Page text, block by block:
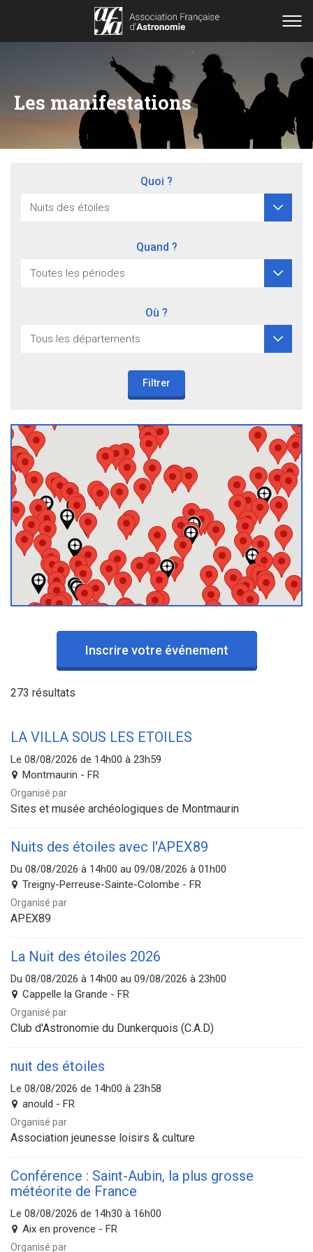
Les manifestations
Quoi ?
Quand ?
Où ?
Filtrer
Inscrire votre événement
273 résultats
LA VILLA SOUS LES ETOILES
Le 08/08/2026 de 14h00 à 23h59
Montmaurin - FR
Organisé par
Sites et musée archéologiques de Montmaurin
Nuits des étoiles avec l'APEX89
Du 08/08/2026 à 14h00 au 09/08/2026 à 01h00
Treigny-Perreuse-Sainte-Colombe - FR
Organisé par
APEX89
La Nuit des étoiles 2026
Du 08/08/2026 à 14h00 au 09/08/2026 à 23h00
Cappelle la Grande - FR
Organisé par
Club d'Astronomie du Dunkerquois (C.A.D)
nuit des étoiles
Le 08/08/2026 de 14h00 à 23h58
anould - FR
Organisé par
Association jeunesse loisirs & culture
Conférence : Saint-Aubin, la plus grosse
météorite de France
Le 08/08/2026 de 14h30 à 16h00
Aix en provence - FR
Organisé par